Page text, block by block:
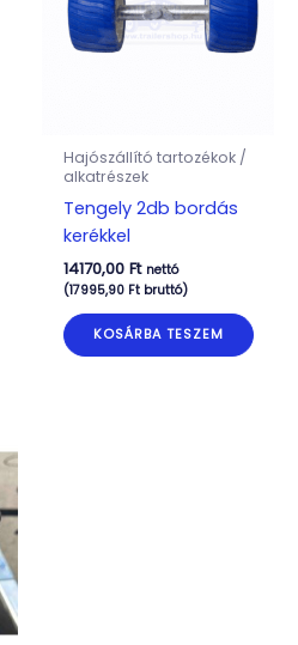
Hajószállító tartozékok /
alkatrészek
Tengely 2db bordás
kerékkel
14170,00 Ft nettó
(17995,90 Ftbruttó)
KOSÁRBA TESZEM